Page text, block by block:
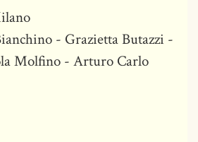
- Grazietta Butazzi -
Molfino - Arturo Carlo